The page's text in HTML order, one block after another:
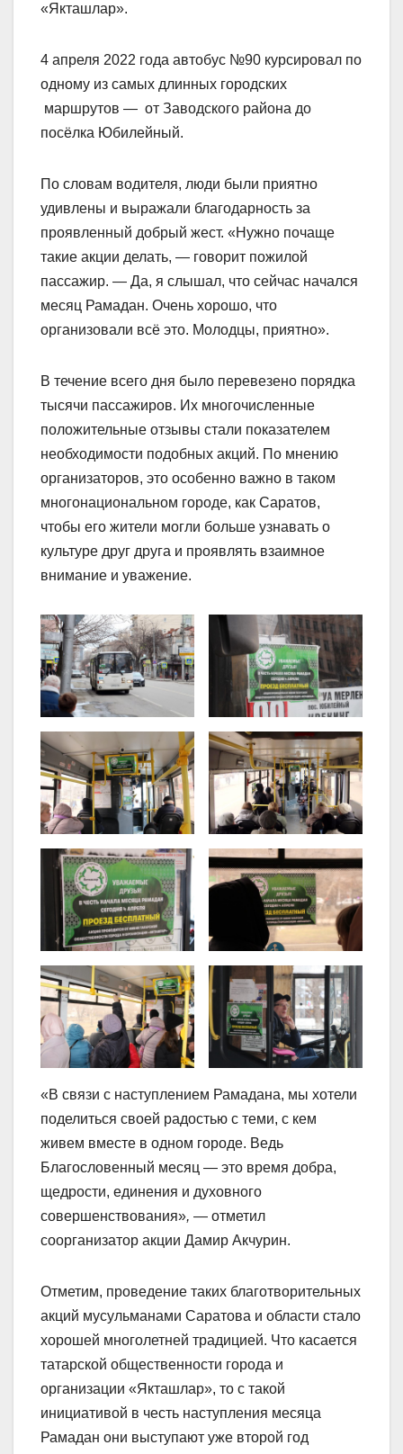
«Якташлар».
4 апреля 2022 года автобус №90 курсировал по
одному из самых длинных городских
маршрутов — от Заводского района до
посёлка Юбилейный.
По словам водителя, люди были приятно
удивлены и выражали благодарность за
проявленный добрый жест. «Нужно почаще
такие акции делать, — говорит пожилой
пассажир. — Да, я слышал, что сейчас начался
месяц Рамадан. Очень хорошо, что
организовали всё это. Молодцы, приятно».
В течение всего дня было перевезено порядка
тысячи пассажиров. Их многочисленные
положительные отзывы стали показателем
необходимости подобных акций. По мнению
организаторов, это особенно важно в таком
многонациональном городе, как Саратов,
чтобы его жители могли больше узнавать о
культуре друг друга и проявлять взаимное
внимание и уважение.
«В связи с наступлением Рамадана, мы хотели
поделиться своей радостью с теми, с кем
живем вместе в одном городе. Ведь
Благословенный месяц — это время добра,
щедрости, единения и духовного
совершенствования», — отметил
соорганизатор акции Дамир Акчурин.
Отметим, проведение таких благотворительных
акций мусульманами Саратова и области стало
хорошей многолетней традицией. Что касается
татарской общественности города и
организации «Якташлар», то с такой
инициативой в честь наступления месяца
Рамадан они выступают уже второй год